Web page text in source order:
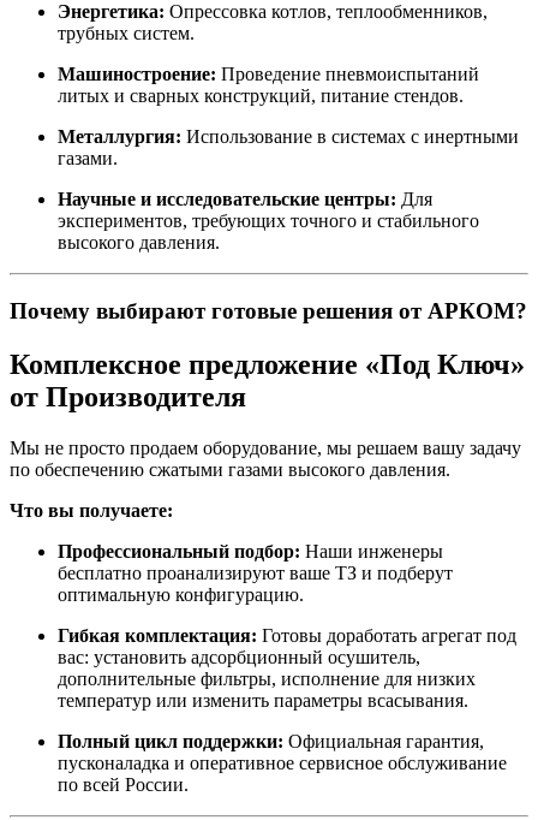
Энергетика: Опрессовка котлов, теплообменников,
трубных систем.
Машиностроение: Проведение пневмоиспытаний
литых и сварных конструкций, питание стендов.
Металлургия: Использование в системах с инертными
газами.
Научные и исследовательские центры: Для
экспериментов, требующих точного и стабильного
высокого давления.
Почему выбирают готовые решения от АРКОМ?
Комплексное предложение «Под Ключ»
от Производителя
Мы не просто продаем оборудование, мы решаем вашу задачу
по обеспечению сжатыми газами высокого давления.
Что вы получаете:
Профессиональный подбор: Наши инженеры
бесплатно проанализируют ваше ТЗ и подберут
оптимальную конфигурацию.
Гибкая комплектация: Готовы доработать агрегат под
вас: установить адсорбционный осушитель,
дополнительные фильтры, исполнение для низких
температур или изменить параметры всасывания.
Полный цикл поддержки: Официальная гарантия,
пусконаладка и оперативное сервисное обслуживание
по всей России.